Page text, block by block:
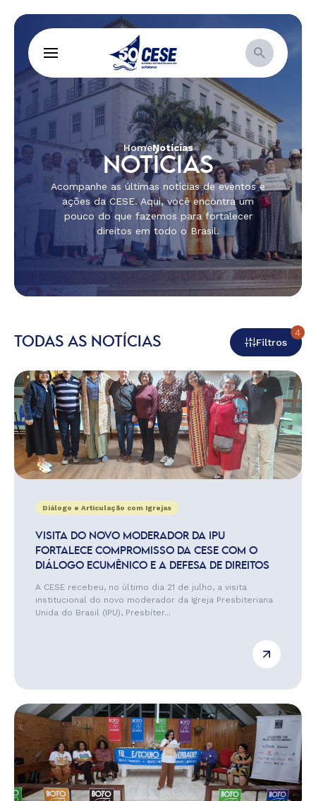
HomeNotícias
NOTÍCIAS
Acompanhe as últimas notícias de eventos e
ações da CESE. Aqui, você encontra um
pouco do que fazemos para fortalecer
direitos em todo o Brasil.
TODAS AS NOTÍCIAS Filtros
4
Diálogo e Articulação com Igrejas
VISITA DO NOVO MODERADOR DA IPU
FORTALECE COMPROMISSO DA CESE COM O
DIÁLOGO ECUMÊNICO E A DEFESA DE DIREITOS
A CESE recebeu, no último dia 21 de julho, a visita
institucional do novo moderador da Igreja Presbiteriana
Unida do Brasil (IPU), Presbíter...